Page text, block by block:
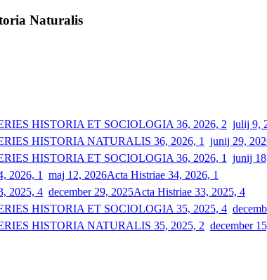
Naturalis
julij 9,
junij 29,
junij
maj 12, 2026Acta Histriae 34, 2026, 1
december 29, 2025Acta Histriae 33, 2025, 4
december